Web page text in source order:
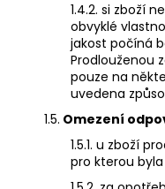
1.4.2. si zboží
obvyklé
jakost počíná
Prodlouženou
pouze na
uvedena
1.5. Omezení
1.5.1. u zboží
pro kterou
ŠROUBEK
VAHADLA